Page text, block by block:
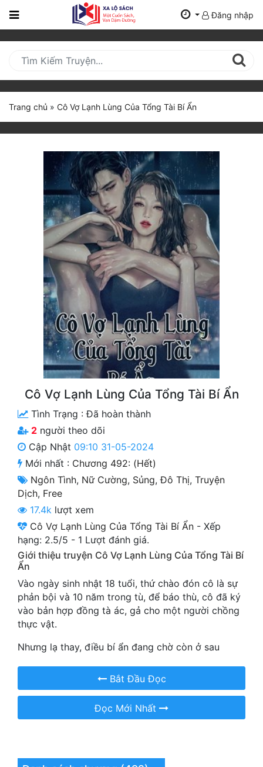
Trang
Mới
Cập
Nhật
(current)
Truyện Mới Ra
Hoàn Thành
Truyện Convert
Truyện Dịch
Truyện Nhập Môn
Truyện ngắn
Cung Đấu
Cạnh Kỹ
Cổ Tiên Hiệp
Cổ Đại
Du Hí
Dã Sử
Dị Giới
Dị Năng
Gia Đấu
Đăng nhập
Trang chủ » Cô Vợ Lạnh Lùng Của Tổng Tài Bí Ẩn
Cô Vợ Lạnh Lùng Của Tổng Tài Bí Ẩn
Tình Trạng :Đã hoàn thành
2 người theo dõi
Cập Nhật 09:10 31-05-2024
Mới nhất : Chương 492: (hết)
Ngôn Tình, Nữ Cường, Sủng,Đô Thị, Truyện
Dịch, Free
17.4k lượt xem
Cô Vợ Lạnh Lùng Của Tổng Tài Bí Ẩn - Xếp
hạng: 2.5/5 - 1 Lượt đánh giá.
Giới thiệu truyện Cô Vợ Lạnh Lùng Của Tổng Tài Bí
Ẩn
Vào ngày sinh nhật 18 tuổi, thứ chào đón cô là sự
phản bội và 10 năm trong tù, để báo thù, cô đã ký
vào bản hợp đồng tà ác, gả cho một người chồng
thực vật.
Nhưng lạ thay, điều bí ẩn đang chờ còn ở sau
Bắt Đầu Đọc
Đọc Mới Nhất